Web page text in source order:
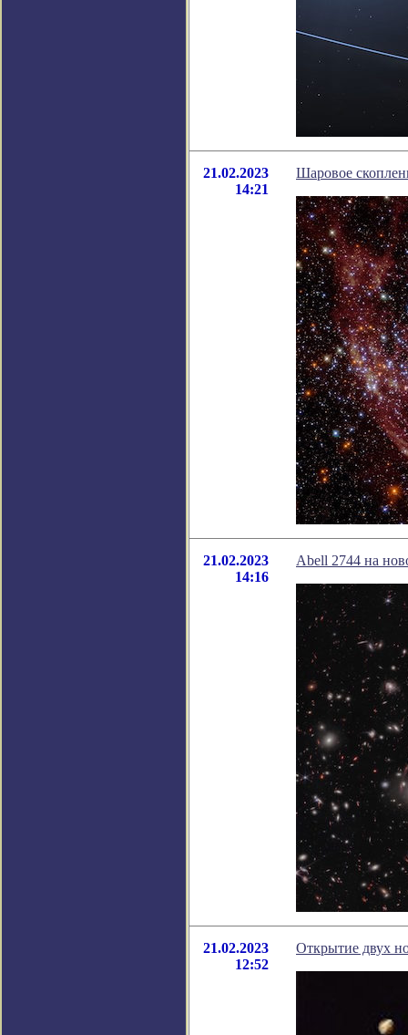
21.02.2023
14:21
Шаровое
21.02.2023
14:16
Abell 2744 на
21.02.2023
12:52
Открытие двух